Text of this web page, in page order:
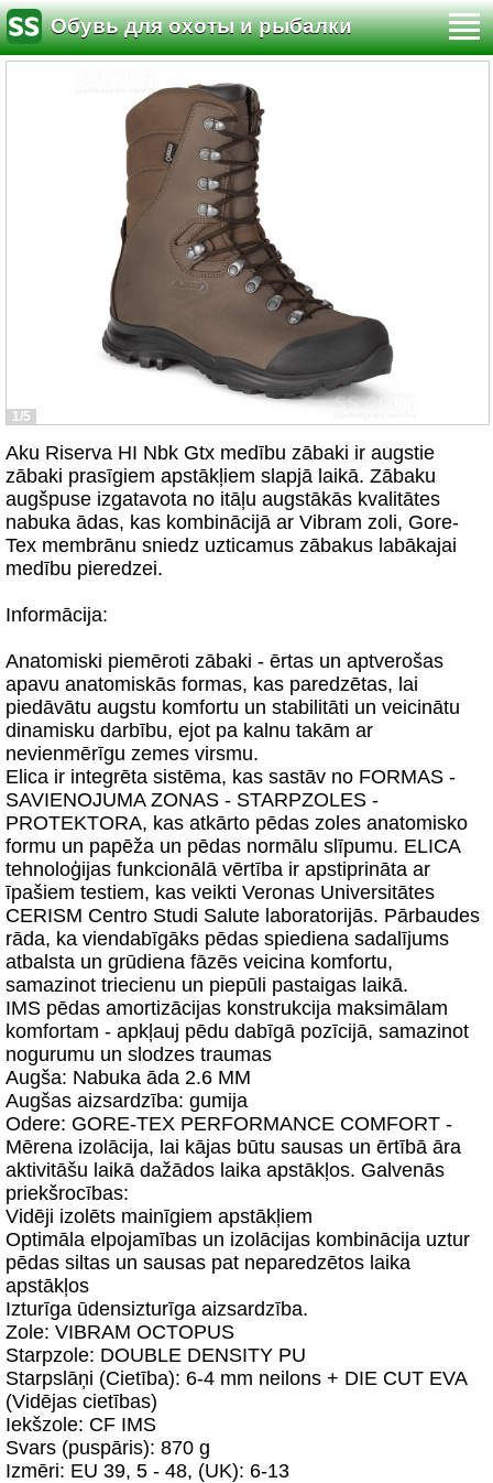
Обувь для охоты и рыбалки
1/5
Aku Riserva HI Nbk Gtx medību zābaki ir augstie
zābaki prasīgiem apstākļiem slapjā laikā. Zābaku
augšpuse izgatavota no itāļu augstākās kvalitātes
nabuka ādas, kas kombinācijā ar Vibram zoli, Gore-
Tex membrānu sniedz uzticamus zābakus labākajai
medību pieredzei.
Informācija:
Anatomiski piemēroti zābaki - ērtas un aptverošas
apavu anatomiskās formas, kas paredzētas, lai
piedāvātu augstu komfortu un stabilitāti un veicinātu
dinamisku darbību, ejot pa kalnu takām ar
nevienmērīgu zemes virsmu.
Elica ir integrēta sistēma, kas sastāv no FORMAS -
SAVIENOJUMA ZONAS - STARPZOLES -
PROTEKTORA, kas atkārto pēdas zoles anatomisko
formu un papēža un pēdas normālu slīpumu. ELICA
tehnoloģijas funkcionālā vērtība ir apstiprināta ar
īpašiem testiem, kas veikti Veronas Universitātes
CERISM Centro Studi Salute laboratorijās. Pārbaudes
rāda, ka viendabīgāks pēdas spiediena sadalījums
atbalsta un grūdiena fāzēs veicina komfortu,
samazinot triecienu un piepūli pastaigas laikā.
IMS pēdas amortizācijas konstrukcija maksimālam
komfortam - apkļauj pēdu dabīgā pozīcijā, samazinot
nogurumu un slodzes traumas
Augša: Nabuka āda 2.6 MM
Augšas aizsardzība: gumija
Odere: GORE-TEX PERFORMANCE COMFORT -
Mērena izolācija, lai kājas būtu sausas un ērtībā āra
aktivitāšu laikā dažādos laika apstākļos. Galvenās
priekšrocības:
Vidēji izolēts mainīgiem apstākļiem
Optimāla elpojamības un izolācijas kombinācija uztur
pēdas siltas un sausas pat neparedzētos laika
apstākļos
Izturīga ūdensizturīga aizsardzība.
Zole: VIBRAM OCTOPUS
Starpzole: DOUBLE DENSITY PU
Starpslāņi (Cietība): 6-4 mm neilons + DIE CUT EVA
(Vidējas cietības)
Iekšzole: CF IMS
Svars (puspāris): 870 g
Izmēri: EU 39, 5 - 48, (UK): 6-13